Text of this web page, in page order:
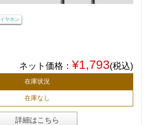
イヤホン
ネット価格： ¥1,793(税込)
在庫状況
在庫なし
詳細はこちら